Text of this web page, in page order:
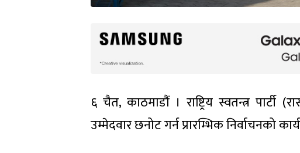
६ चैत, काठमाडौं । राष्ट्रिय स्वतन्त्र
उम्मेदवार छनोट गर्न प्रारम्भिक निर्वाचनको